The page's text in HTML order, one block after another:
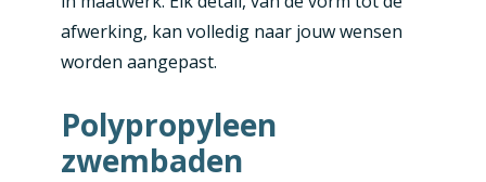
afwerking, kan volledig naar jouw wensen
worden aangepast.
Polypropyleen
zwembaden